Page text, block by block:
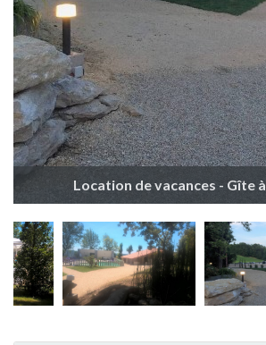
Location de vacances - Gîte